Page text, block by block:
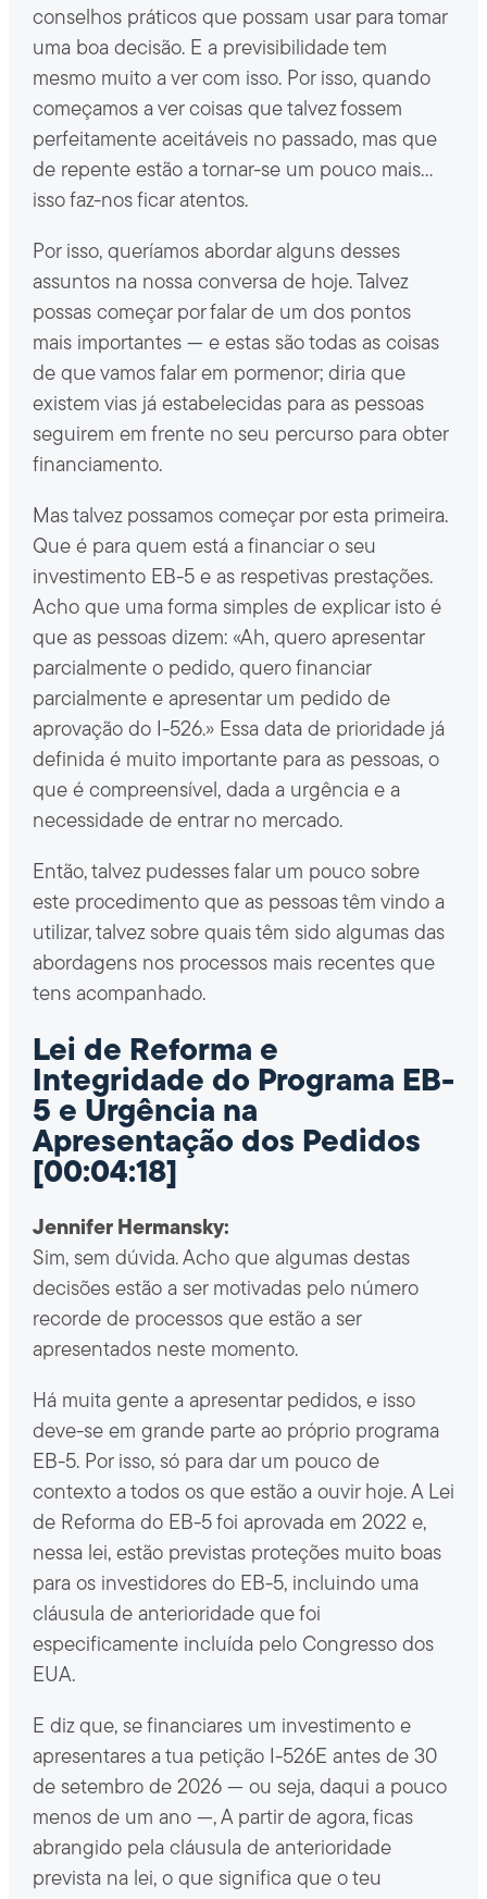
conselhos práticos que possam usar para tomar
uma boa decisão. E a previsibilidade tem
mesmo muito a ver com isso. Por isso, quando
começamos a ver coisas que talvez fossem
perfeitamente aceitáveis no passado, mas que
de repente estão a tornar-se um pouco mais…
isso faz-nos ficar atentos.
Por isso, queríamos abordar alguns desses
assuntos na nossa conversa de hoje. Talvez
possas começar por falar de um dos pontos
mais importantes — e estas são todas as coisas
de que vamos falar em pormenor; diria que
existem vias já estabelecidas para as pessoas
seguirem em frente no seu percurso para obter
financiamento.
Mas talvez possamos começar por esta primeira.
Que é para quem está a financiar o seu
investimento EB-5 e as respetivas prestações.
Acho que uma forma simples de explicar isto é
que as pessoas dizem: «Ah, quero apresentar
parcialmente o pedido, quero financiar
parcialmente e apresentar um pedido de
aprovação do I-526.» Essa data de prioridade já
definida é muito importante para as pessoas, o
que é compreensível, dada a urgência e a
necessidade de entrar no mercado.
Então, talvez pudesses falar um pouco sobre
este procedimento que as pessoas têm vindo a
utilizar, talvez sobre quais têm sido algumas das
abordagens nos processos mais recentes que
tens acompanhado.
Lei de Reforma e
Integridade do Programa EB-
5 e Urgência na
Apresentação dos Pedidos
[00:04:18]
Jennifer Hermansky:
Sim, sem dúvida. Acho que algumas destas
decisões estão a ser motivadas pelo número
recorde de processos que estão a ser
apresentados neste momento.
Há muita gente a apresentar pedidos, e isso
deve-se em grande parte ao próprio programa
EB-5. Por isso, só para dar um pouco de
contexto a todos os que estão a ouvir hoje. A Lei
de Reforma do EB-5 foi aprovada em 2022 e,
nessa lei, estão previstas proteções muito boas
para os investidores do EB-5, incluindo uma
cláusula de anterioridade que foi
especificamente incluída pelo Congresso dos
EUA.
E diz que, se financiares um investimento e
apresentares a tua petição I-526E antes de 30
de setembro de 2026 — ou seja, daqui a pouco
menos de um ano —, A partir de agora, ficas
abrangido pela cláusula de anterioridade
prevista na lei, o que significa que o teu